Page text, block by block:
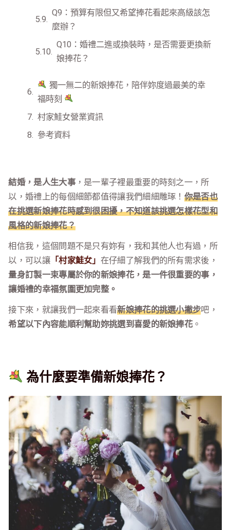
Q9：預算有限但又希望捧花看起來高級該怎
麼辦？
Q10：婚禮二進或換裝時，是否需要更換新
娘捧花？
獨一無二的新娘捧花，陪伴妳度過最美的幸
福時刻
村家鮭女營業資訊
參考資料
結婚，是人生大事，是一輩子裡最重要的時刻之一，所
以，婚禮上的每個細節都值得讓我們細細雕琢！ 你是否也
在挑選新娘捧花時感到很困擾，不知道該挑選怎樣花型和
風格的新娘捧花？
相信我，這個問題不是只有妳有，我和其他人也有過，所
以，可以讓「村家鮭女」 在仔細了解我們的所有需求後，
量身訂製一束專屬於你的新娘捧花，是一件很重要的事，
讓婚禮的幸福氛圍更加完整。
接下來，就讓我們一起來看看新娘捧花的挑選小撇步吧，
希望以下內容能順利幫助妳挑選到喜愛的新娘捧花。
為什麼要準備新娘捧花？